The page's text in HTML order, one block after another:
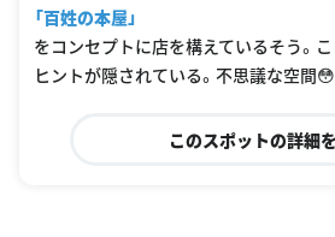
「百姓の本屋」
をコンセプトに店を構えているそう。
ヒントが隠されている。不思議な空間
このスポットの詳細